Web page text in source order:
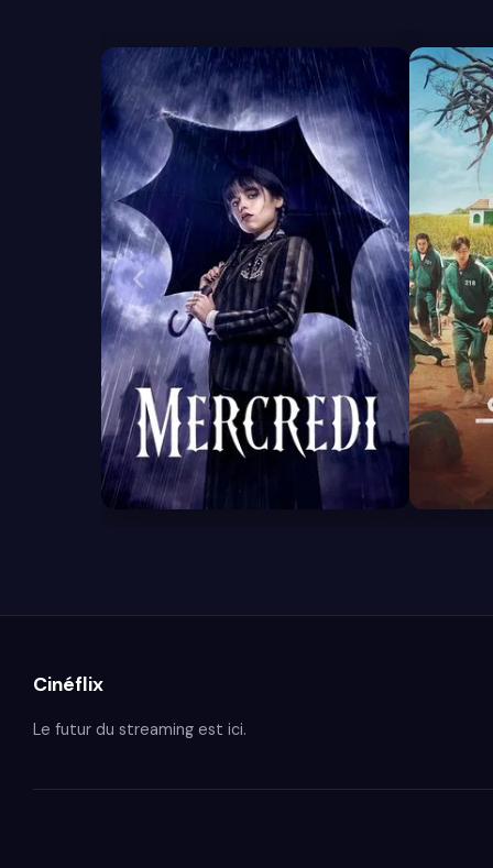
8.4
Cinéflix
Le futur du streaming est ici.